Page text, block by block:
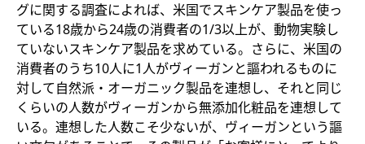
グに関する調査によれば、米国でスキンケア製品を使っ
ている18歳から24歳の消費者の1/3以上が、動物実験し
ていないスキンケア製品を求めている。さらに、米国の
消費者のうち10人に1人がヴィーガンと謳われるものに
対して自然派・オーガニック製品を連想し、それと同じ
くらいの人数がヴィーガンから無添加化粧品を連想して
いる。連想した人数こそ少ないが、ヴィーガンという謳